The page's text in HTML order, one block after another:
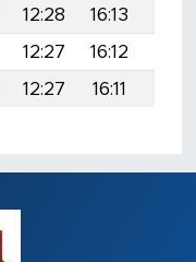
12:28 16:13
12:27 16:12
12:27 16:11